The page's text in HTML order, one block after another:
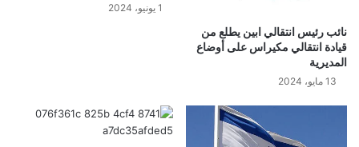
نائب رئيس انتقالي ابين يطلع من
قيادة انتقالي مكيراس على أوضاع
المديرية
13 مايو، 2024
1 يونيو، 2024